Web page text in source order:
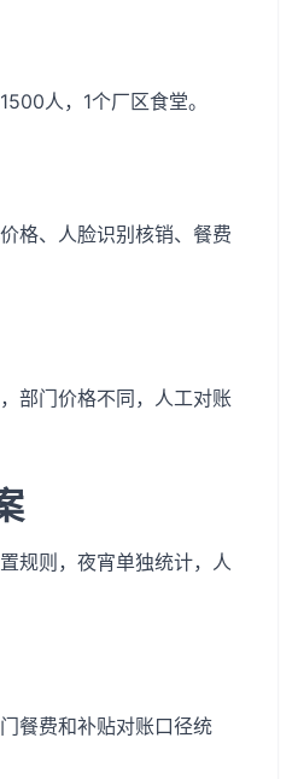
人，1个厂区食堂。
格、人脸识别核销、餐费
部门价格不同，人工对账
规则，夜宵单独统计，人
餐费和补贴对账口径统